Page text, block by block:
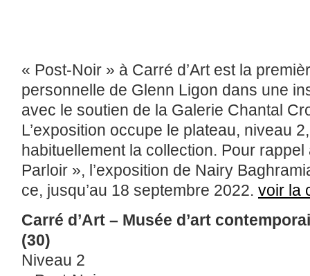
« Post-Noir » à Carré d’Art est la
personnelle de Glenn Ligon dans une
avec le soutien de la Galerie Chantal
L’exposition occupe le plateau, niveau
habituellement la collection. Pour rappel
Parloir », l’exposition de Nairy
ce, jusqu’au 18 septembre 2022. voir la
Carré d’Art – Musée d’art
(30)
Niveau 2